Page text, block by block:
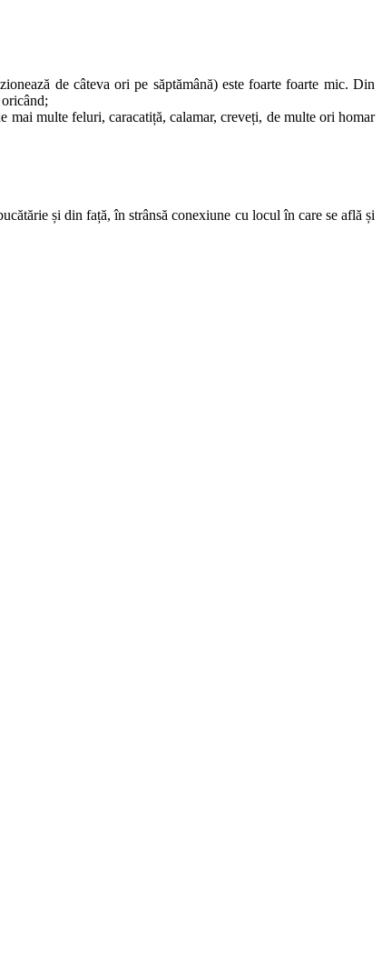
de câteva ori pe săptămână) este foarte foarte mic. Din
mai multe feluri, caracatiță, calamar, creveți, de multe ori homar
și din față, în strânsă conexiune cu locul în care se află și